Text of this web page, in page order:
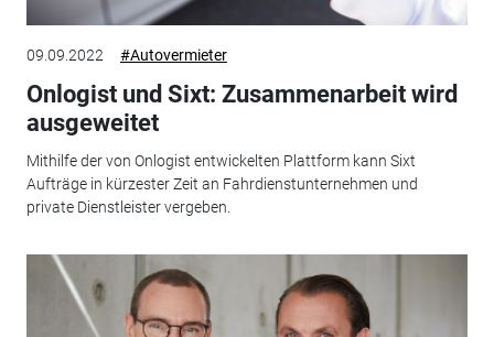
09.09.2022 #Autovermieter
Onlogist und Sixt: Zusammenarbeit wird
ausgeweitet
Mithilfe der von Onlogist entwickelten Plattform kann Sixt
Aufträge in kürzester Zeit an Fahrdienstunternehmen und
private Dienstleister vergeben.